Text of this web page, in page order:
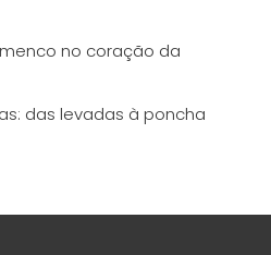
no coração da
das levadas à poncha